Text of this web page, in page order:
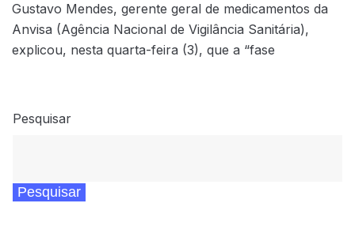
Gustavo Mendes, gerente geral de medicamentos da
Anvisa (Agência Nacional de Vigilância Sanitária),
explicou, nesta quarta-feira (3), que a “fase
Pesquisar
Pesquisar